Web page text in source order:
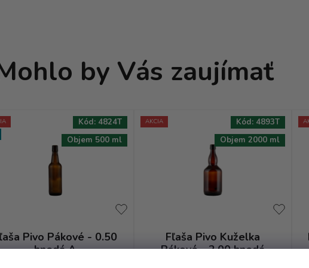
by Vás zaujímať
Pivo Pákové - 0.50
hnedá A
Objem 500 ml
Kód: 4824T AKCIA
Fľaša Pivo Kuželka
Pákové - 2.00 hnedá
Objem 2000 ml
Kód: 4893T